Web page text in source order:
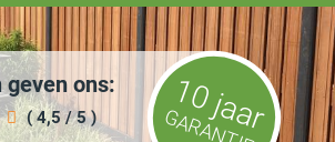
ons:
( 4,5 / 5 )
10 jaar